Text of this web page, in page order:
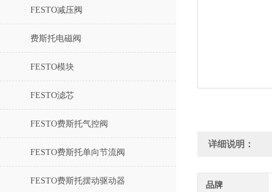
FESTO减压阀
费斯托电磁阀
FESTO模块
FESTO滤芯
FESTO费斯托气控阀
FESTO费斯托单向节流阀
FESTO费斯托摆动驱动器
详细说明：
品牌